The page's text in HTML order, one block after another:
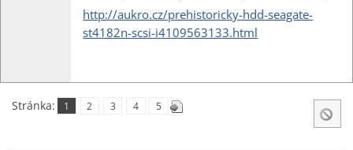
http://aukro.cz/prehistoricky-hdd-seagate-
st4182n-scsi-i4109563133.html
Stránka: 1 2 3 4 5